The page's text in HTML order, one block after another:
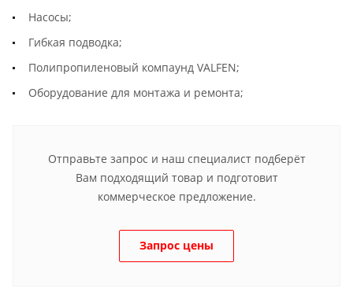
Насосы;
Гибкая подводка;
Полипропиленовый компаунд VALFEN;
Оборудование для монтажа и ремонта;
Отправьте запрос и наш специалист подберёт
Вам подходящий товар и подготовит
коммерческое предложение.
Запрос цены